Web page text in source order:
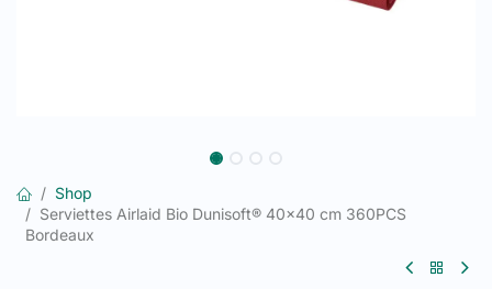
Shop
Serviettes Airlaid Bio Dunisoft® 40x40 cm 360PCS
Bordeaux